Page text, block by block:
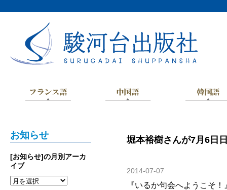
堀本裕樹さんが7月6日
2014-07-07
『いるか句会へようこそ
お知らせ
[お知らせ]の月別アーカ
イブ